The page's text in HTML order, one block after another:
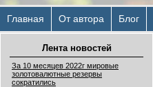
Главная От автора Блог
Лента новостей
За 10 месяцев 2022г мировые
золотовалютные резервы
сократились